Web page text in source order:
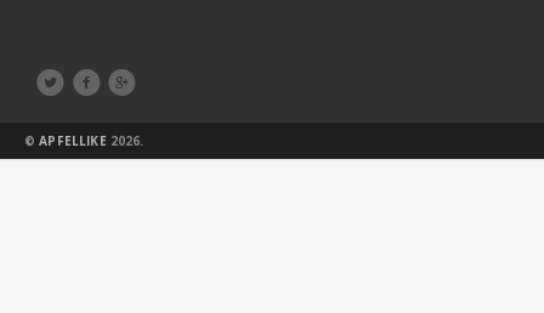
  
©APFELLIKE 2026.